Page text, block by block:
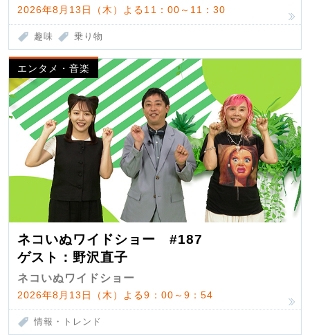
2026年8月13日（木）よる11：00～11：30
趣味 乗り物
エンタメ・音楽
ネコいぬワイドショー #187
ゲスト：野沢直子
ネコいぬワイドショー
2026年8月13日（木）よる9：00～9：54
情報・トレンド